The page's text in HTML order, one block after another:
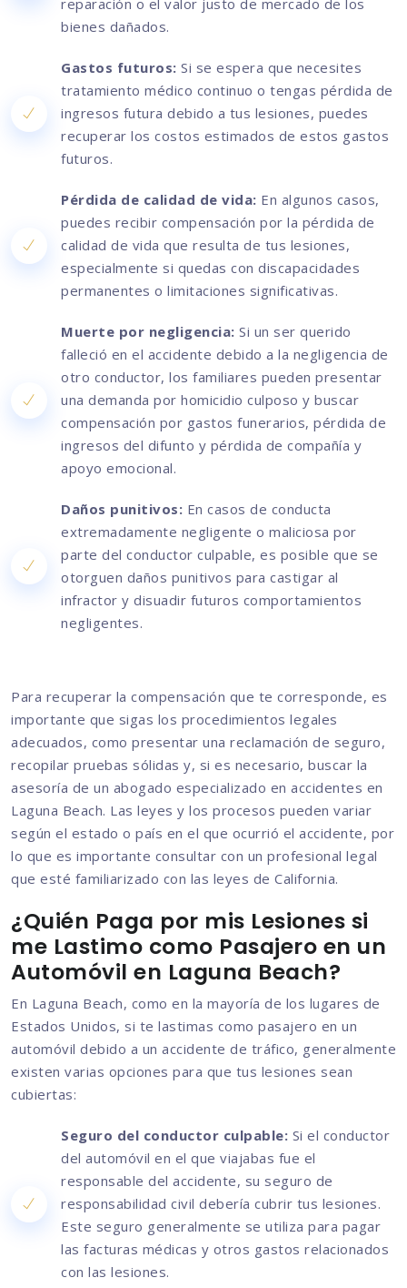
reparación o el valor justo de mercado de los
bienes dañados.
Gastos futuros: Si se espera que necesites
tratamiento médico continuo o tengas pérdida de
ingresos futura debido a tus lesiones, puedes
recuperar los costos estimados de estos gastos
futuros.
Pérdida de calidad de vida: En algunos casos,
puedes recibir compensación por la pérdida de
calidad de vida que resulta de tus lesiones,
especialmente si quedas con discapacidades
permanentes o limitaciones significativas.
Muerte por negligencia: Si un ser querido
falleció en el accidente debido a la negligencia de
otro conductor, los familiares pueden presentar
una demanda por homicidio culposo y buscar
compensación por gastos funerarios, pérdida de
ingresos del difunto y pérdida de compañía y
apoyo emocional.
Daños punitivos: En casos de conducta
extremadamente negligente o maliciosa por
parte del conductor culpable, es posible que se
otorguen daños punitivos para castigar al
infractor y disuadir futuros comportamientos
negligentes.
Para recuperar la compensación que te corresponde, es
importante que sigas los procedimientos legales
adecuados, como presentar una reclamación de seguro,
recopilar pruebas sólidas y, si es necesario, buscar la
asesoría de un abogado especializado en accidentes en
Laguna Beach. Las leyes y los procesos pueden variar
según el estado o país en el que ocurrió el accidente, por
lo que es importante consultar con un profesional legal
que esté familiarizado con las leyes de California.
¿Quién Paga por mis Lesiones si
me Lastimo como Pasajero en un
Automóvil en Laguna Beach?
En Laguna Beach, como en la mayoría de los lugares de
Estados Unidos, si te lastimas como pasajero en un
automóvil debido a un accidente de tráfico, generalmente
existen varias opciones para que tus lesiones sean
cubiertas:
Seguro del conductor culpable: Si el conductor
del automóvil en el que viajabas fue el
responsable del accidente, su seguro de
responsabilidad civil debería cubrir tus lesiones.
Este seguro generalmente se utiliza para pagar
las facturas médicas y otros gastos relacionados
con las lesiones.